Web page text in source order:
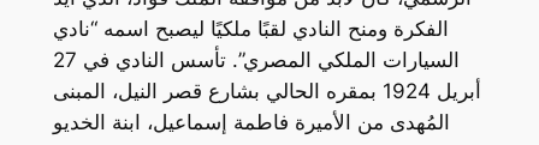
الفكرة ومنح النادي لقبًا ملكيًا ليصبح اسمه “نادي
السيارات الملكي المصري”. تأسس النادي في 27
أبريل 1924 بمقره الحالي بشارع قصر النيل، المبنى
المُهدى من الأميرة فاطمة إسماعيل، ابنة الخديو